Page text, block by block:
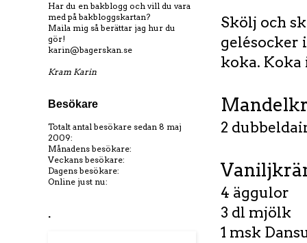
Skölj och
gelésocker
koka. Koka
2
4 äggulor
3 dl mjölk
1 msk
Har du en bakblogg och vill du vara
med på bakbloggskartan?
Maila mig så berättar jag hur du
gör!
karin@bagerskan.se
Kram Karin
Besökare
Totalt antal besökare sedan 8 maj
2009:
Månadens besökare:
Veckans besökare:
Dagens besökare:
Online just nu:
.